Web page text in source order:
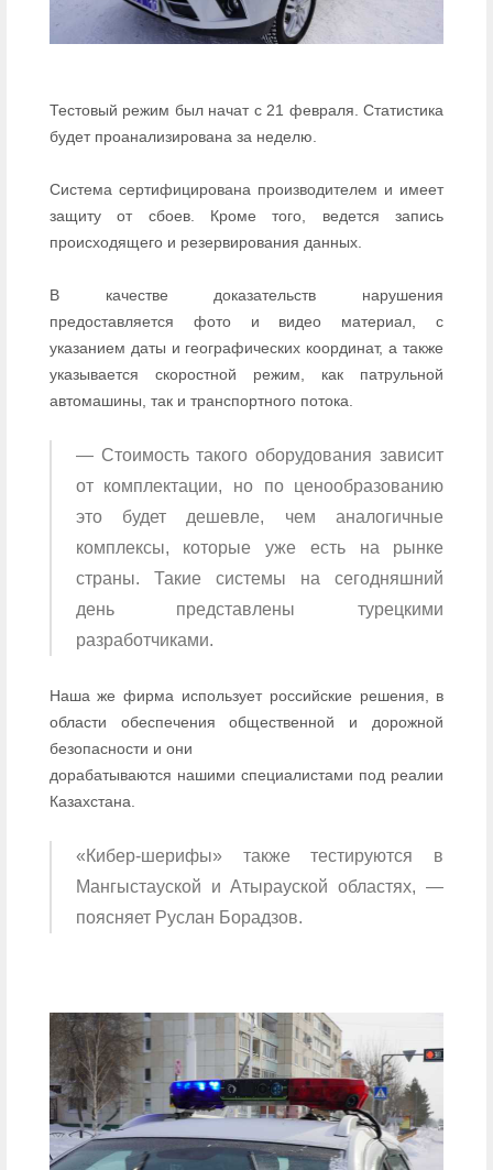
Тестовый режим был начат с 21 февраля. Статистика
будет проанализирована за неделю.
Система сертифицирована производителем и имеет
защиту от сбоев. Кроме того, ведется запись
происходящего и резервирования данных.
В качестве доказательств нарушения
предоставляется фото и видео материал, с
указанием даты и географических координат, а также
указывается скоростной режим, как патрульной
автомашины, так и транспортного потока.
— Стоимость такого оборудования зависит
от комплектации, но по ценообразованию
это будет дешевле, чем аналогичные
комплексы, которые уже есть на рынке
страны. Такие системы на сегодняшний
день представлены турецкими
разработчиками.
Наша же фирма использует российские решения, в
области обеспечения общественной и дорожной
безопасности и они
дорабатываются нашими специалистами под реалии
Казахстана.
«Кибер-шерифы» также тестируются в
Мангыстауской и Атырауской областях, —
поясняет Руслан Борадзов.